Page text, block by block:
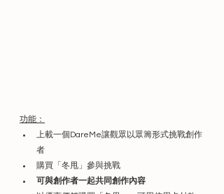
功能：
上載一個DareMe讓觀眾以眾籌形式挑戰創作
者
購買「冬甩」參與挑戰
可與創作者一起共同創作內容